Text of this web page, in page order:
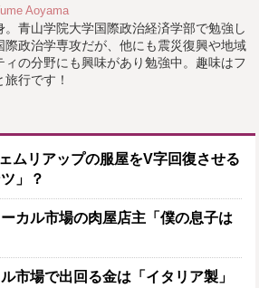
Aoyama
。青山学院大学国際政治経済学部で勉強し
際政治学専攻だが、他にも震災復興や地域
ィの分野にも興味があり勉強中。趣味はフ
行です！
ムリアップの服屋をV字回復させる
」？
カル市場の肉屋店主「僕の息子は
市場で出回る金は「イタリア製」